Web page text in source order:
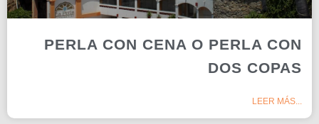
PERLA CON CENA O PERLA CON
DOS COPAS
LEER MÁS...